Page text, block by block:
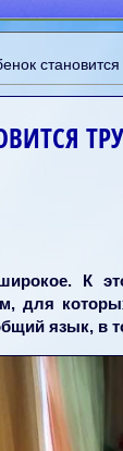
К
для
язык, в